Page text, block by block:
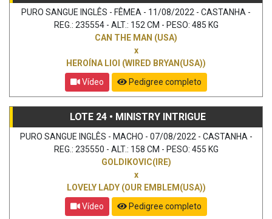
PURO SANGUE INGLÊS - FÊMEA - 11/08/2022 - CASTANHA -
REG.: 235554 - ALT.: 152 CM - PESO: 485 KG
CAN THE MAN (USA)
x
HEROÍNA LIOI (WIRED BRYAN(USA))
Vídeo
Pedigree completo
LOTE 24 • MINISTRY INTRIGUE
PURO SANGUE INGLÊS - MACHO - 07/08/2022 - CASTANHA -
REG.: 235550 - ALT.: 158 CM - PESO: 455 KG
GOLDIKOVIC(IRE)
x
LOVELY LADY (OUR EMBLEM(USA))
Vídeo
Pedigree completo